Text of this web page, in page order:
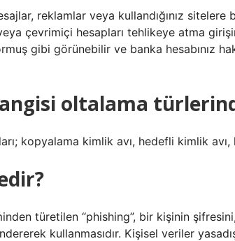
reklamlar veya kullandığınız
çevrimiçi hesapları tehlikeye atma
gibi görünebilir ve banka hesabınız
oltalama
kopyalama kimlik avı, hedefli kimlik avı,
türetilen “phishing”, bir kişinin
kullanmasıdır. Kişisel veriler